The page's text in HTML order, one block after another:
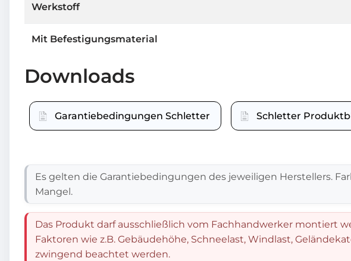
Werkstoff
Mit Befestigungsmaterial
Downloads
Garantiebedingungen Schletter Schletter
Es gelten die Garantiebedingungen des jeweiligen Herstellers.
Mangel.
Das Produkt darf ausschließlich vom Fachhandwerker montiert
Faktoren wie z.B. Gebäudehöhe, Schneelast, Windlast,
zwingend beachtet werden.